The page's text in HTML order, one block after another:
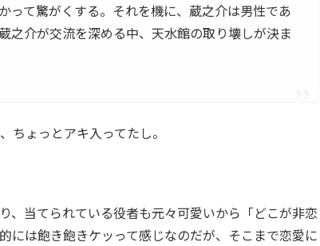
て驚がくする。それを機に、蔵之介は男性であ
之介が交流を深める中、天水館の取り壊しが決ま
ょっとアキ入ってたし。
、当てられている役者も元々可愛いから「どこが非恋
には飽き飽きケッって感じなのだが、そこまで恋愛に